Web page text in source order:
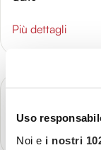
Uso
Noi e i nostri
Più dettagli
GIORNO 3